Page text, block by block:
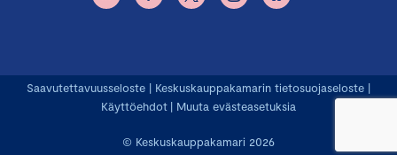
© Keskuskauppakamari 2026
Saavutettavuusseloste | Keskuskauppakamarin tietosuojaseloste |
Käyttöehdot | Muuta evästeasetuksia